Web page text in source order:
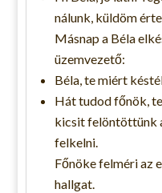
nálunk, küldöm
Másnap a Béla
üzemvezető:
Béla, te miért
Hát tudod főnök,
kicsit felöntöttünk
felkelni.
Főnöke felméri az
hallgat.